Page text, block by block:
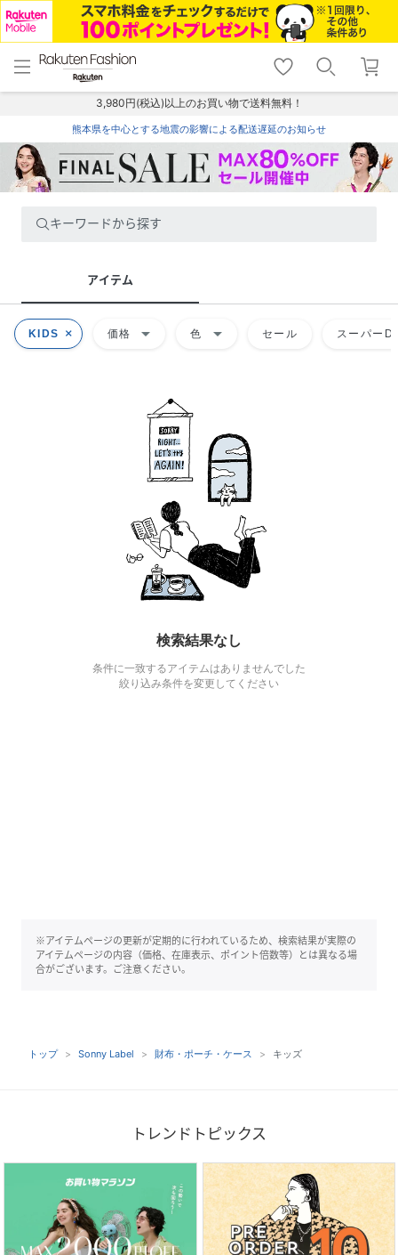
menu home
トップ
shopping_cart lock_outline
ログイン
3,980円(税込)以上のお買い物で送料無料！
熊本県を中心とする地震の影響による配送遅延のお知らせ
キーワードから探す
アイテム
KIDS 価格 arrow_drop_down 色 arrow_drop_down セール スーパー
検索結果なし
条件に一致するアイテムはありませんでした
絞り込み条件を変更してください
※アイテムページの更新が定期的に行われているため、検索結果が実際の
アイテムページの内容（価格、在庫表示、ポイント倍数等）とは異なる場
合がございます。ご注意ください。
トップ Sonny Label 財布・ポーチ・ケース キッズ
トレンドトピックス